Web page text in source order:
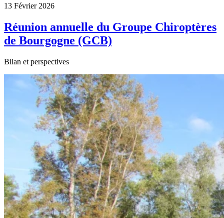
13 Février 2026
Réunion annuelle du Groupe Chiroptères
de Bourgogne (GCB)
Bilan et perspectives